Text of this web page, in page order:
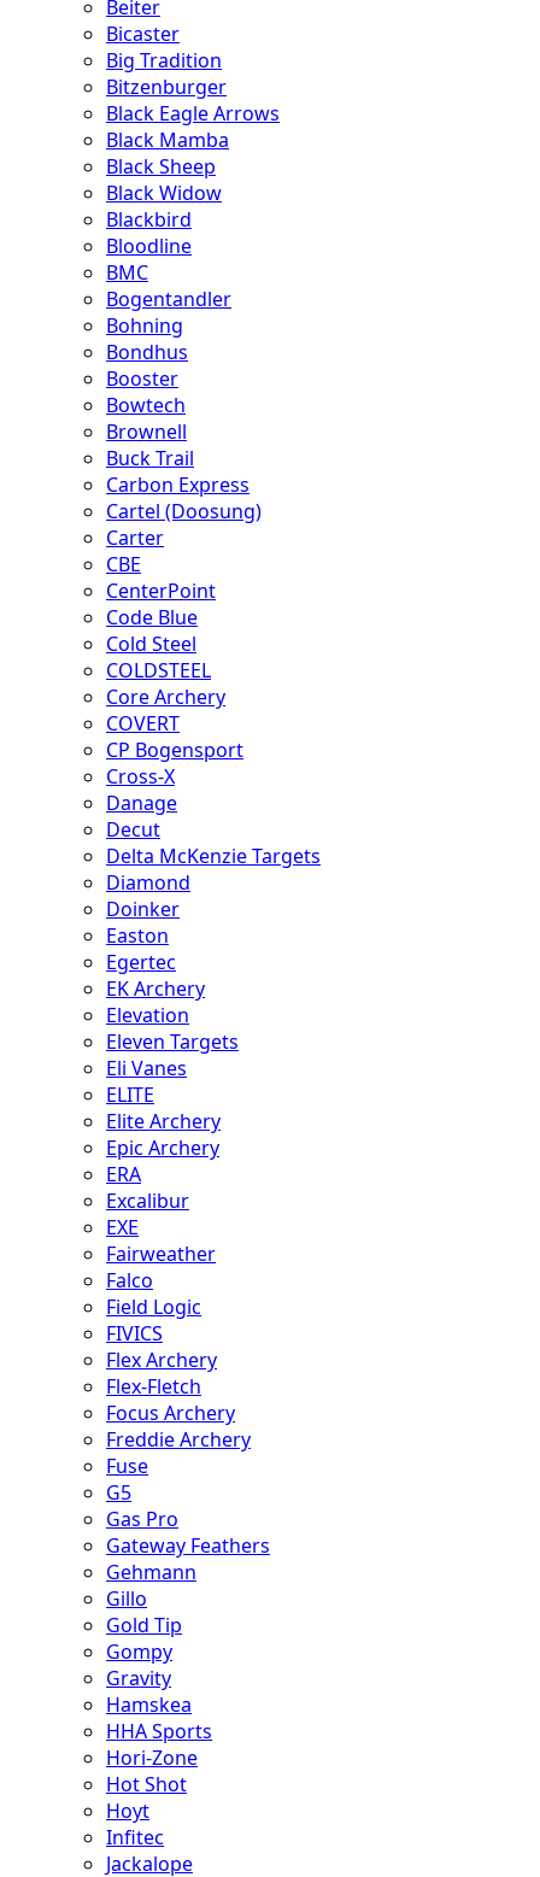
Beiter
Bicaster
Big Tradition
Bitzenburger
Black Eagle Arrows
Black Mamba
Black Sheep
Black Widow
Blackbird
Bloodline
BMC
Bogentandler
Bohning
Bondhus
Booster
Bowtech
Brownell
Buck Trail
Carbon Express
Cartel (Doosung)
Carter
CBE
CenterPoint
Code Blue
Cold Steel
COLDSTEEL
Core Archery
COVERT
CP Bogensport
Cross-X
Danage
Decut
Delta McKenzie Targets
Diamond
Doinker
Easton
Egertec
EK Archery
Elevation
Eleven Targets
Eli Vanes
ELITE
Elite Archery
Epic Archery
ERA
Excalibur
EXE
Fairweather
Falco
Field Logic
FIVICS
Flex Archery
Flex-Fletch
Focus Archery
Freddie Archery
Fuse
G5
Gas Pro
Gateway Feathers
Gehmann
Gillo
Gold Tip
Gompy
Gravity
Hamskea
HHA Sports
Hori-Zone
Hot Shot
Hoyt
Infitec
Jackalope